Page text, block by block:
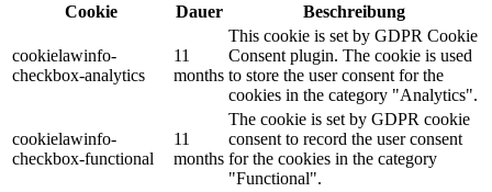
Cookie
Dauer Beschreibung
cookielawinfo-
checkbox-analytics
11
months
This cookie is set by GDPR Cookie
Consent plugin. The cookie is used
to store the user consent for the
cookies in the category "Analytics".
cookielawinfo-
checkbox-functional
11
months
The cookie is set by GDPR cookie
consent to record the user consent
for the cookies in the category
"Functional".